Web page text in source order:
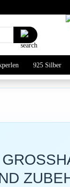
Suche...
925 Silber